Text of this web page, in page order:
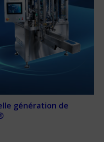
génération de